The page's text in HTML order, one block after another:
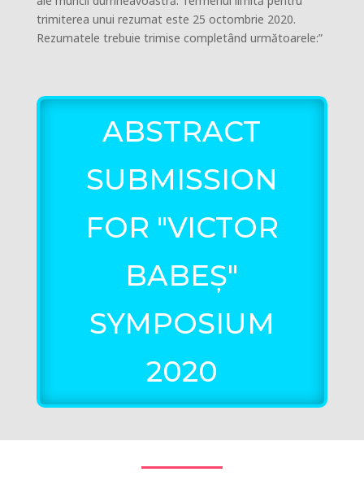
trimiterea unui rezumat este 25 octombrie 2020.
Rezumatele trebuie trimise completând următoarele:”
ABSTRACT
SUBMISSION
FOR "VICTOR
BABEȘ"
SYMPOSIUM
2020